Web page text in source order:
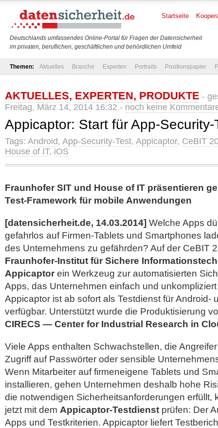
Deutschlands umfassendes Online-Portal für Fragen der Datensicherheit
im privaten, beruflichen, geschäftlichen und behördlichen Umfeld
Startseite
Themen: Aktuelles Branche Experten Portraits Positionspapier
AKTUELLES, EXPERTEN, PRODUKTE -
Freitag, März 14, 2014 16:32 - noch keine
Appicaptor: Start für App-Security-
Tags: Android, App-Security-Test, Appicaptor, CeBIT
House of IT, iOS
Fraunhofer SIT und House of IT präsentieren
Test-Framework für mobile Anwendungen
[datensicherheit.de, 14.03.2014] Welche Apps
gefahrlos auf Firmen-Tablets und Smartphones
des Unternehmens zu gefährden? Auf der CeBIT
Fraunhofer-Institut für Sichere
Appicaptor ein Werkzeug zur automatisierten
Apps, das Unternehmen einfach und
Appicaptor ist ab sofort als Testdienst für Android-
verfügbar. Unterstützt wurde die Produktisierung
CIRECS — Center for Industrial Research in
Viele Apps enthalten Schwachstellen, die
Zugriff auf Passwörter oder sensible
Wenn Mitarbeiter auf firmeneigene Tablets und
installieren, gehen Unternehmen deshalb hohe
die notwendigen Sicherheitsanforderungen erfüllt,
jetzt mit dem Appicaptor-Testdienst prüfen: Der
Apps und Testkriterien. Appicaptor liefert